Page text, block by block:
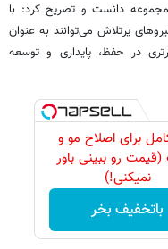
مجموعه دانست و تصریح کرد: با
پرتلاش می‌توانند به عنوان
در حفظ، پایداری و توسعه
برای اصلاح مو و
رو ببینی باور
نمیکنی!)
باتخفیف بخر